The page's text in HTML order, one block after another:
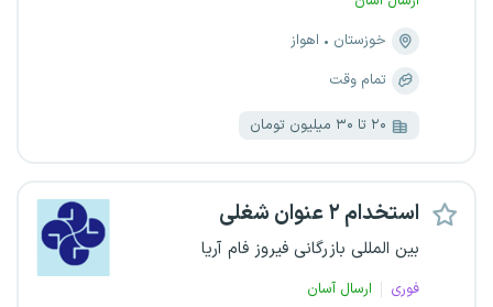
خوزستان
اهواز
تمام وقت
۲۰ تا ۳۰ میلیون تومان
استخدام ۲ عنوان شغلی
بین المللی بازرگانی فیروز فام آریا
فوری
ارسال آسان